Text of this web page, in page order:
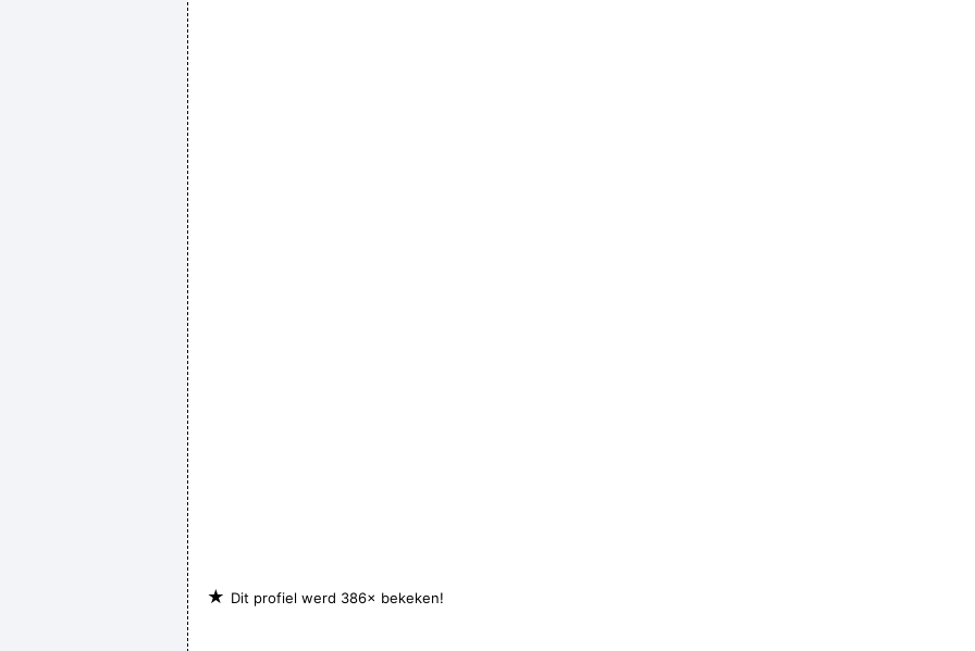
★ Dit profiel werd 386× bekeken!